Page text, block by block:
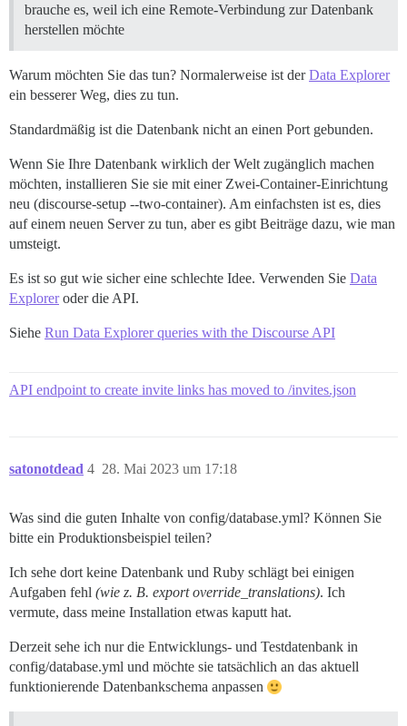
brauche es, weil ich eine Remote-Verbindung zur Datenbank
herstellen möchte
Warum möchten Sie das tun? Normalerweise ist derData Explorer
ein besserer Weg, dies zu tun.
Standardmäßig ist die Datenbank nicht an einen Port gebunden.
Wenn Sie Ihre Datenbank wirklich der Welt zugänglich machen
möchten, installieren Sie sie mit einer Zwei-Container-Einrichtung
neu (discourse-setup --two-container). Am einfachsten ist es, dies
auf einem neuen Server zu tun, aber es gibt Beiträge dazu, wie man
umsteigt.
Es ist so gut wie sicher eine schlechte Idee. Verwenden Sie Data
Exploreroder die API.
Siehe Run Data Explorer queries with the Discourse API
API endpoint to create invite links has moved to /invites.json
satonotdead 28. Mai 2023 um 17:18
4
Was sind die guten Inhalte von config/database.yml? Können Sie
bitte ein Produktionsbeispiel teilen?
Ich sehe dort keine Datenbank und Ruby schlägt bei einigen
Aufgaben fehl (wie z. B. export override_translations). Ich
vermute, dass meine Installation etwas kaputt hat.
Derzeit sehe ich nur die Entwicklungs- und Testdatenbank in
config/database.yml und möchte sie tatsächlich an das aktuell
funktionierende Datenbankschema anpassen